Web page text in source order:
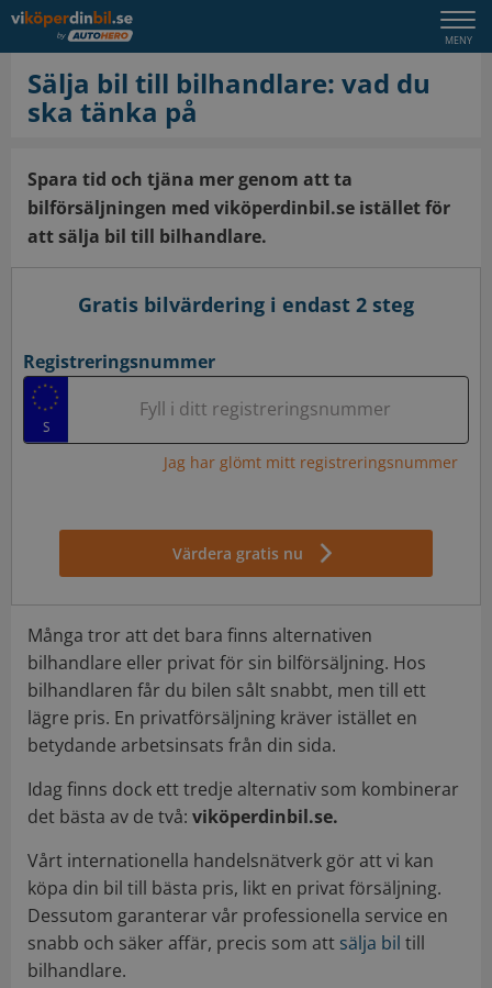
MENY
Sälja bil till bilhandlare: vad du
ska tänka på
Spara tid och tjäna mer genom att ta
bilförsäljningen med viköperdinbil.se istället för
att sälja bil till bilhandlare.
Gratis bilvärdering i endast 2 steg
Registreringsnummer
Fyll i ditt registreringsnummer
Jag har glömt mitt registreringsnummer
Värdera gratis nu
Många tror att det bara finns alternativen
bilhandlare eller privat för sin bilförsäljning. Hos
bilhandlaren får du bilen sålt snabbt, men till ett
lägre pris. En privatförsäljning kräver istället en
betydande arbetsinsats från din sida.
Idag finns dock ett tredje alternativ som kombinerar
det bästa av de två: viköperdinbil.se.
Vårt internationella handelsnätverk gör att vi kan
köpa din bil till bästa pris, likt en privat försäljning.
Dessutom garanterar vår professionella service en
snabb och säker affär, precis som att sälja bil till
bilhandlare.